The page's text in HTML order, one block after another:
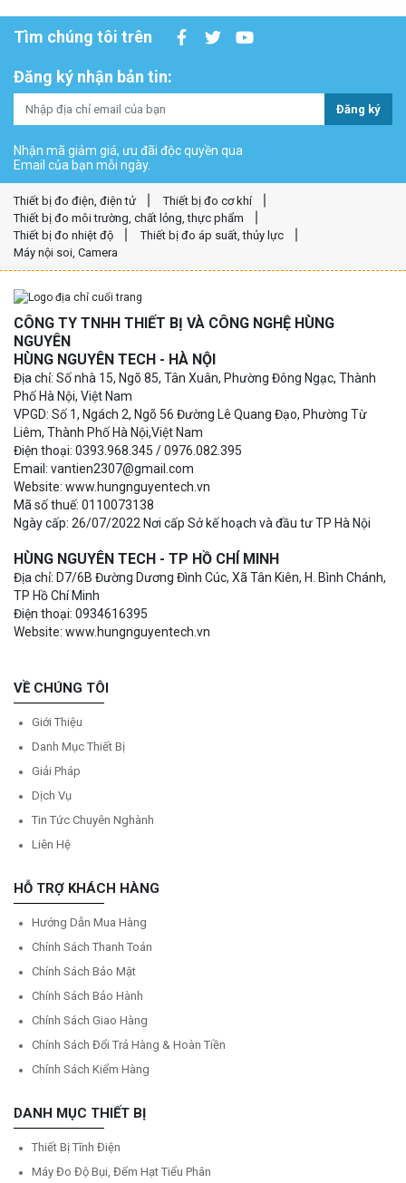
Tìm chúng tôi trên
Đăng ký nhận bản tin:
Đăng ký
Nhận mã giảm giá, ưu đãi độc quyền qua
Email của bạn mỗi ngày.
Thiết bị đo điện, điện tử
Thiết bị đo cơ khí
Thiết bị đo môi trường, chất lỏng, thực phẩm
Thiết bị đo nhiệt độ
Thiết bị đo áp suất, thủy lực
Máy nội soi, Camera
CÔNG TY TNHH THIẾT BỊ VÀ CÔNG NGHỆ HÙNG
NGUYÊN
HÙNG NGUYÊN TECH - HÀ NỘI
Địa chỉ: Số nhà 15, Ngõ 85, Tân Xuân, Phường Đông Ngạc, Thành
Phố Hà Nội, Việt Nam
VPGD: Số 1, Ngách 2, Ngõ 56 Đường Lê Quang Đạo, Phường Từ
Liêm, Thành Phố Hà Nội,Việt Nam
Điện thoại: 0393.968.345 / 0976.082.395
Email: vantien2307@gmail.com
Website: www.hungnguyentech.vn
Mã số thuế: 0110073138
Ngày cấp: 26/07/2022 Nơi cấp Sở kế hoạch và đầu tư TP Hà Nội
HÙNG NGUYÊN TECH - TP HỒ CHÍ MINH
Địa chỉ: D7/6B Đường Dương Đình Cúc, Xã Tân Kiên, H. Bình Chánh,
TP Hồ Chí Minh
Điện thoại: 0934616395
Website: www.hungnguyentech.vn
VỀ CHÚNG TÔI
Giới Thiệu
Danh Mục Thiết Bị
Giải Pháp
Dịch Vụ
Tin Tức Chuyên Nghành
Liên Hệ
HỖ TRỢ KHÁCH HÀNG
Hướng Dẫn Mua Hàng
Chính Sách Thanh Toán
Chính Sách Bảo Mật
Chính Sách Bảo Hành
Chính Sách Giao Hàng
Chính Sách Đổi Trả Hàng & Hoàn Tiền
Chính Sách Kiểm Hàng
DANH MỤC THIẾT BỊ
Thiết Bị Tĩnh Điện
Máy Đo Độ Bụi, Đếm Hạt Tiểu Phân